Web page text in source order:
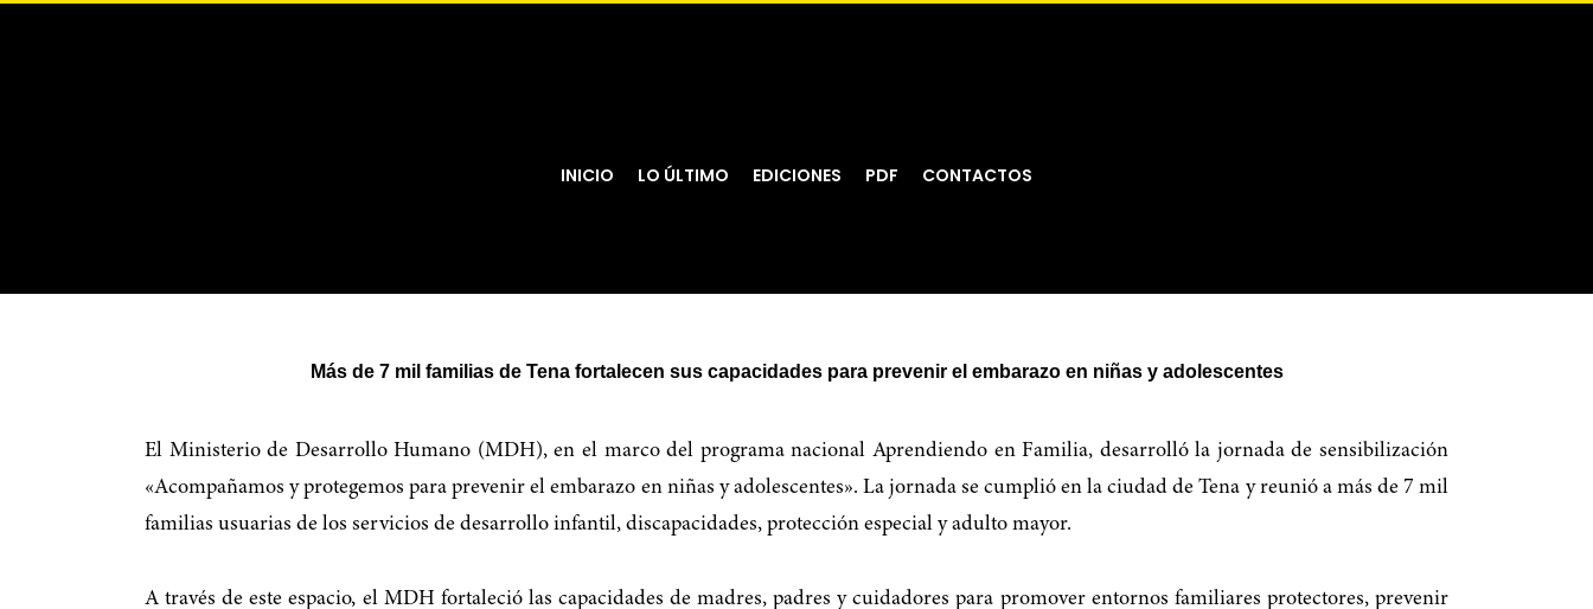
INICIO LO ÚLTIMO EDICIONES PDF CONTACTOS
Más de 7 mil familias de Tena fortalecen sus capacidades para prevenir el embarazo en niñas y adolescentes
El Ministerio de Desarrollo Humano (MDH), en el marco del programa nacional Aprendiendo en Familia, desarrolló la jornada de sensibilización
«Acompañamos y protegemos para prevenir el embarazo en niñas y adolescentes». La jornada se cumplió en la ciudad de Tena y reunió a más de 7 mil
familias usuarias de los servicios de desarrollo infantil, discapacidades, protección especial y adulto mayor.
A través de este espacio, el MDH fortaleció las capacidades de madres, padres y cuidadores para promover entornos familiares protectores, prevenir